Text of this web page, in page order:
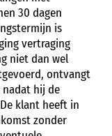
30 dagen
is
vertraging
niet dan wel
ontvangt
hij de
klant heeft in
zonder